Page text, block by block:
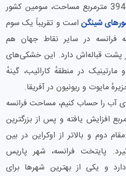
کشور فرانسه با 551 هزار و 394 مترمربع مساحت، سومین کشور
شینگن است و تقریباً یک سوم
فرانسه در سایر نقاط جهان هم
پشت قباله‌اش دارد. این خشکی‌های
مارتینیک در منطقهٔ کارائیب، گینهٔ
مایوت و ریونیون در آفریقا.
آب را حساب کنیم، مساحت فرانسه
و 801 کیلومترمربع افزایش یافته و پس از بزرگترین
دوم و بالاتر از اوکراین در بین
پایتخت فرانسه، شهر پاریس
76 میلیون دارد و یکی از بهترین شهرها برای